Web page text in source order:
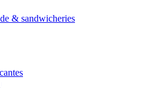
& sandwicheries